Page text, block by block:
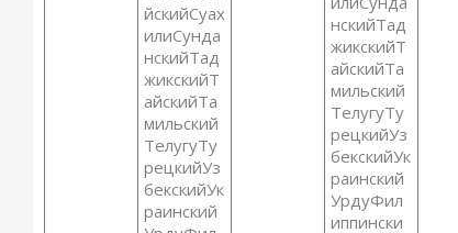
йскийСуах
илиСунда
нскийТад
жикскийТ
айскийТа
мильский
ТелугуТу
рецкийУз
бекскийУк
раинский
нскийТад
жикскийТ
айскийТа
мильский
ТелугуТу
рецкийУз
бекскийУк
раинский
УрдуФил
иппински